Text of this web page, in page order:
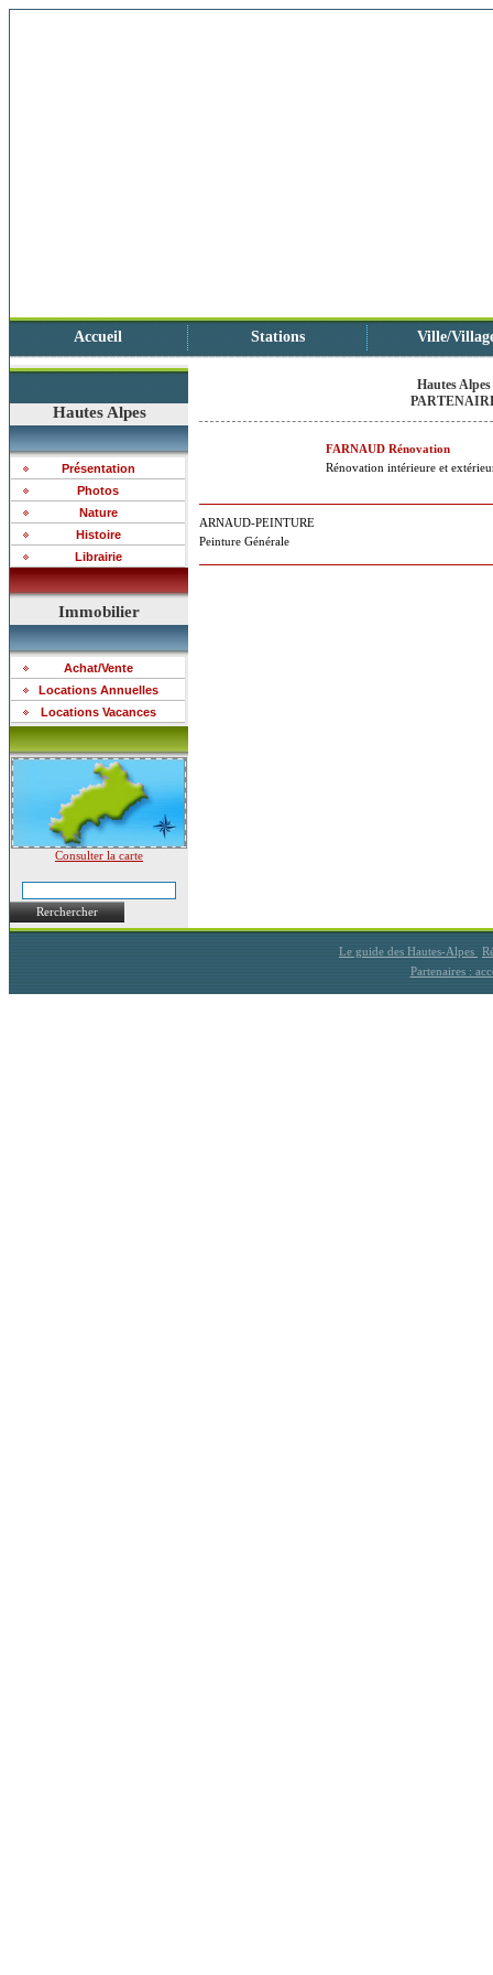
Accueil Stations Ville/
Hautes Alpes
Présentation
Photos
Nature
Histoire
Librairie
Immobilier
Achat/Vente
Locations Annuelles
Locations Vacances
Consulter la carte
Rerchercher
Hautes
FARNAUD Rénovation
Rénovation intérieure et
ARNAUD-PEINTURE
Peinture Générale
Le guide des Hautes-Alpes
Partenaires :